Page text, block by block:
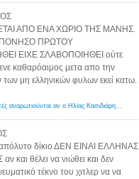
ΑΠΟ ΕΝΑ ΧΩΡΙΟ ΤΗΣ ΜΑΝΗΣ.
ΠΡΩΤΟΥ
ΕΙΧΕ ΣΛΑΒΟΠΟΙΗΘΕΙ ούτε
καθαρόαιμος μετα απο την
των μη ελληνικών φυλων εκεί κατω.
Αμερικανοί ρατσιστές αναρωτιούνται αν ο Ηλίας Κασιδιάρης ανήκει στη λευκή φυλή... - Λόγιος Ερμής
δίκιο ΔΕΝ ΕΙΝΑΙ ΕΛΛΗΝΑΣ
και θέλει να νιώθει και δεν
τέκνο του χιτλερ να να